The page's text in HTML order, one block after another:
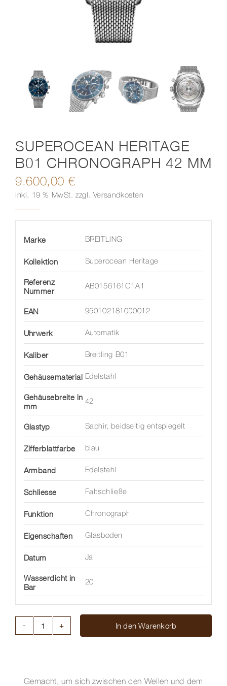
SUPEROCEAN HERITAGE
B01 CHRONOGRAPH 42 MM
9.600,00 €
inkl. 19 % MwSt. zzgl. Versandkosten
Marke BREITLING
Kollektion Superocean Heritage
Referenz
Nummer
AB0156161C1A1
EAN 950102181000012
Uhrwerk Automatik
Kaliber Breitling B01
Gehäusematerial Edelstahl
Gehäusebreite in
mm
42
Glastyp Saphir, beidseitig entspiegelt
Zifferblattfarbe blau
Armband Edelstahl
Schliesse Faltschließe
Funktion Chronograph
Eigenschaften Glasboden
Datum Ja
Wasserdicht in
Bar
20
42
In den Warenkorb
Gemacht, um sich zwischen den Wellen und dem